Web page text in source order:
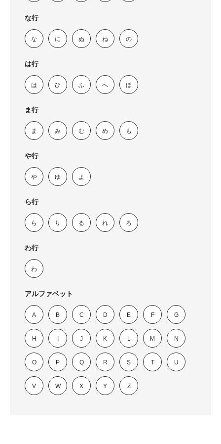
な行
な に ぬ ね の
は行
は ひ ふ へ ほ
ま行
ま み む め も
や行
や ゆ よ
ら行
ら り る れ ろ
わ行
わ
アルファベット
A B C D E F G
H J K L M N
O P Q R S T U
V W X Y Z